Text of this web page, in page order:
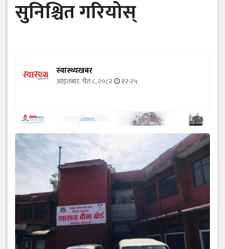
सुनिश्चित गरियोस्
स्वास्थ्यखबर
आइतबार, चैत ८, २०८२ १२:२५